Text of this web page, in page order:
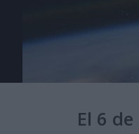
El 6